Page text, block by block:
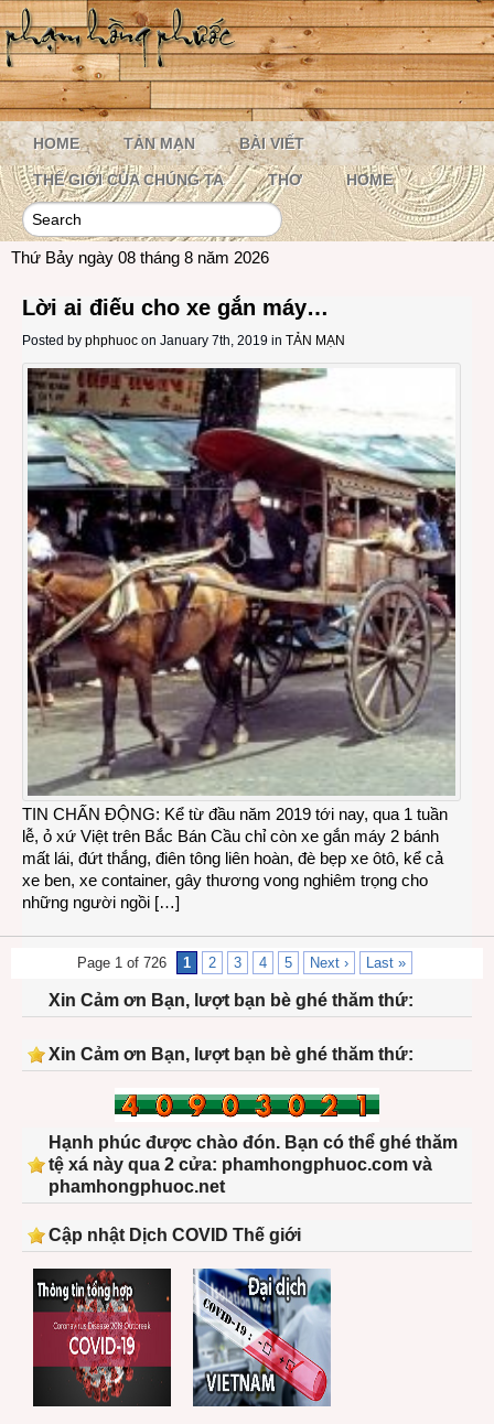
HOME TẢN MẠN BÀI VIẾT
THẾ GIỚI CỦA CHÚNG TA THƠ HOME
Thứ Bảy ngày 08 tháng 8 năm 2026
Lời ai điếu cho xe gắn máy…
Posted by phphuoc on January 7th, 2019 in TẢN MẠN
TIN CHẤN ĐỘNG: Kể từ đầu năm 2019 tới nay, qua 1 tuần
lễ, ỏ xứ Việt trên Bắc Bán Cầu chỉ còn xe gắn máy 2 bánh
mất lái, đứt thắng, điên tông liên hoàn, đè bẹp xe ôtô, kể cả
xe ben, xe container, gây thương vong nghiêm trọng cho
những người ngồi […]
Page 1 of 726 1 2 3 4 5 Next › Last »
Xin Cảm ơn Bạn, lượt bạn bè ghé thăm thứ:
Xin Cảm ơn Bạn, lượt bạn bè ghé thăm thứ:
Hạnh phúc được chào đón. Bạn có thể ghé thăm
tệ xá này qua 2 cửa: phamhongphuoc.com và
phamhongphuoc.net
Cập nhật Dịch COVID Thế giới